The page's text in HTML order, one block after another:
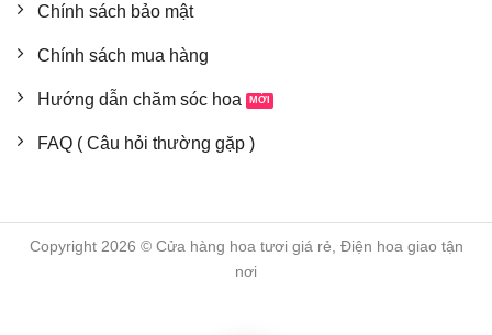
Chính sách bảo mật
Chính sách mua hàng
Hướng dẫn chăm sóc hoa
FAQ ( Câu hỏi thường gặp )
Copyright 2026 © Cửa hàng hoa tươi giá rẻ, Điện hoa giao tận
nơi